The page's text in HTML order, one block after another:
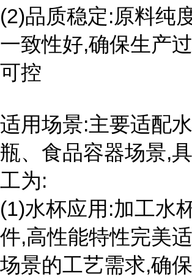
(2)品质稳定:原料纯
一致性好,确保生产
可控
适用场景:主要适配
瓶、食品容器场景,
工为:
(1)水杯应用:加工水
件,高性能特性完美
场景的工艺需求,确